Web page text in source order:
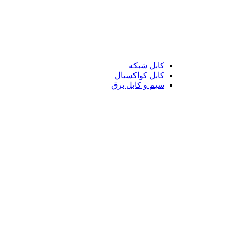
کابل شبکه
کابل کواکسیال
سیم و کابل برق